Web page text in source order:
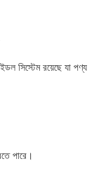
সিস্টেম রয়েছে যা পণ্য
পারে।